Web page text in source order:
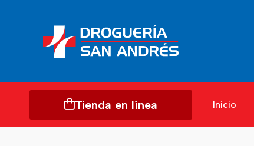
Tienda en línea Inicio